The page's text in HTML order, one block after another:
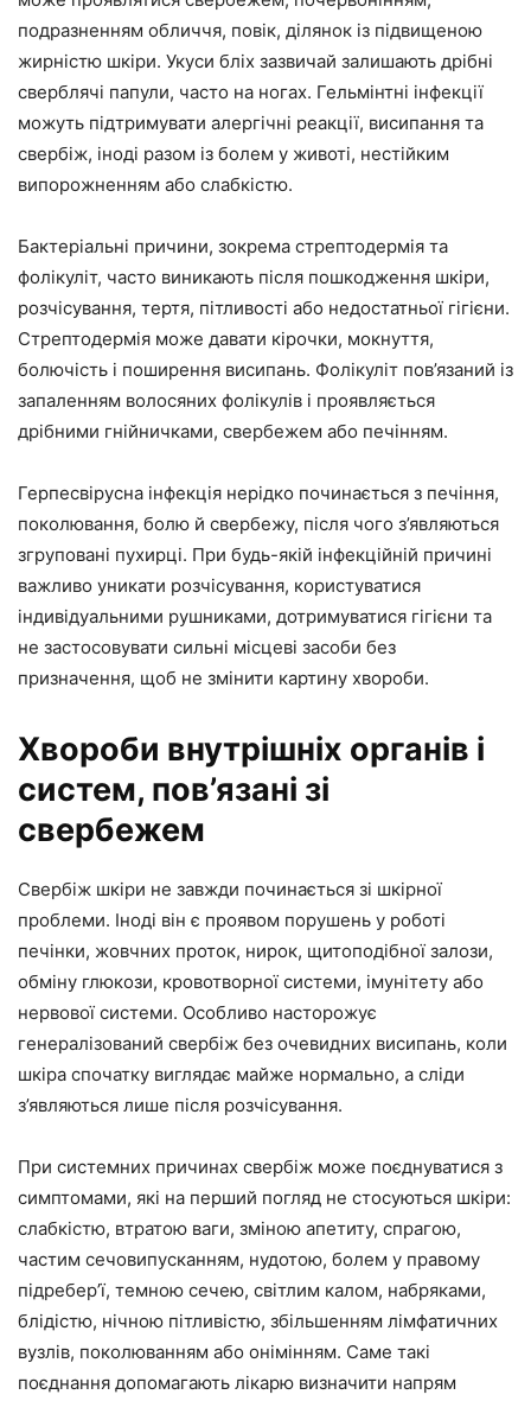
подразненням обличчя, повік, ділянок із підвищеною
жирністю шкіри. Укуси бліх зазвичай залишають дрібні
сверблячі папули, часто на ногах. Гельмінтні інфекції
можуть підтримувати алергічні реакції, висипання та
свербіж, іноді разом із болем у животі, нестійким
випорожненням або слабкістю.
Бактеріальні причини, зокрема стрептодермія та
фолікуліт, часто виникають після пошкодження шкіри,
розчісування, тертя, пітливості або недостатньої гігієни.
Стрептодермія може давати кірочки, мокнуття,
болючість і поширення висипань. Фолікуліт пов’язаний із
запаленням волосяних фолікулів і проявляється
дрібними гнійничками, свербежем або печінням.
Герпесвірусна інфекція нерідко починається з печіння,
поколювання, болю й свербежу, після чого з’являються
згруповані пухирці. При будь-якій інфекційній причині
важливо уникати розчісування, користуватися
індивідуальними рушниками, дотримуватися гігієни та
не застосовувати сильні місцеві засоби без
призначення, щоб не змінити картину хвороби.
Хвороби внутрішніх органів і
систем, пов’язані зі
свербежем
Свербіж шкіри не завжди починається зі шкірної
проблеми. Іноді він є проявом порушень у роботі
печінки, жовчних проток, нирок, щитоподібної залози,
обміну глюкози, кровотворної системи, імунітету або
нервової системи. Особливо насторожує
генералізований свербіж без очевидних висипань, коли
шкіра спочатку виглядає майже нормально, а сліди
з’являються лише після розчісування.
При системних причинах свербіж може поєднуватися з
симптомами, які на перший погляд не стосуються шкіри:
слабкістю, втратою ваги, зміною апетиту, спрагою,
частим сечовипусканням, нудотою, болем у правому
підребер’ї, темною сечею, світлим калом, набряками,
блідістю, нічною пітливістю, збільшенням лімфатичних
вузлів, поколюванням або онімінням. Саме такі
поєднання допомагають лікарю визначити напрям